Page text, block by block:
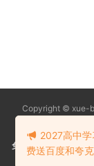
Copyright © xue-
常见问题
更
免责声明：本站资源
2027高中
费送百度和夸